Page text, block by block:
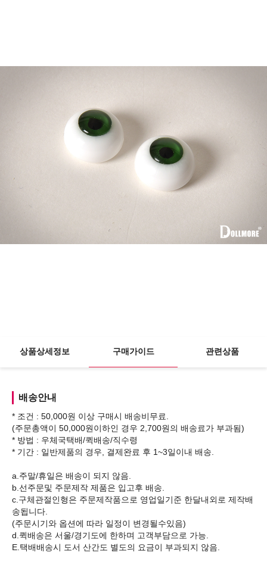
상품상세정보 구매가이드 관련상품
배송안내
* 조건 : 50,000원 이상 구매시 배송비무료.
(주문총액이 50,000원이하인 경우 2,700원의 배송료가 부과됨)
* 방법 : 우체국택배/퀵배송/직수령
* 기간 : 일반제품의 경우, 결제완료 후 1~3일이내 배송.
a.주말/휴일은 배송이 되지 않음.
b.선주문및 주문제작 제품은 입고후 배송.
c.구체관절인형은 주문제작품으로 영업일기준 한달내외로 제작배
송됩니다.
(주문시기와 옵션에 따라 일정이 변경될수있음)
d.퀵배송은 서울/경기도에 한하며 고객부담으로 가능.